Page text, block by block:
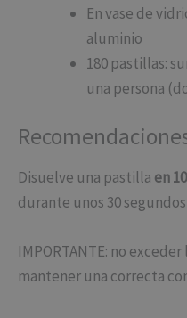
En vase de
aluminio
180 pastillas:
una persona
Disuelve una pastilla en
durante unos 30
IMPORTANTE: no
mantener una correcta